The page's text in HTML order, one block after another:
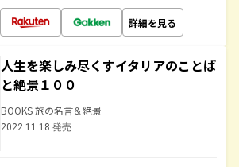
詳細を見る
人生を楽しみ尽くすイタリアのことば
と絶景１００
BOOKS 旅の名言＆絶景
2022.11.18 発売